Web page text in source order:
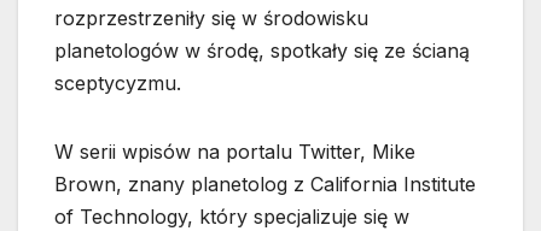
rozprzestrzeniły się w środowisku
planetologów w środę, spotkały się ze ścianą
sceptycyzmu.
W serii wpisów na portalu Twitter, Mike
Brown, znany planetolog z California Institute
of Technology, który specjalizuje się w